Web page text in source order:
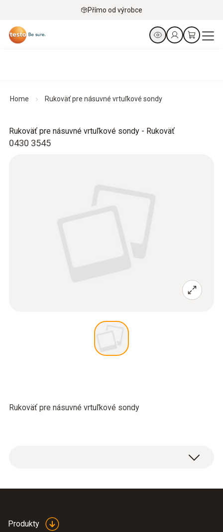
Přímo od výrobce
Home Rukoväť pre násuvné vrtuľkové sondy
0430 3545
Rukoväť pre násuvné vrtuľkové sondy - Rukoväť
Rukoväť pre násuvné vrtuľkové sondy
Produkty